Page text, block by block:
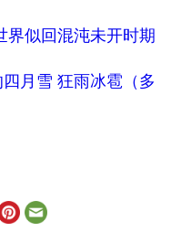
界似回混沌未开时期
月雪 狂雨冰雹（多